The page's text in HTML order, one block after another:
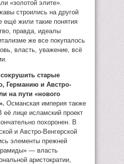
«золотой элите».
строились на другой
ещё жили такие понятия
правда, идеалы
же все покупалось
власть, уважение, всё
старые
Германию и Австро-
на пути «нового
Османская империя также
её лице исламский проект
похоронен. В
и Австро-Венгерской
элементы прежней
— власть
аристократии,